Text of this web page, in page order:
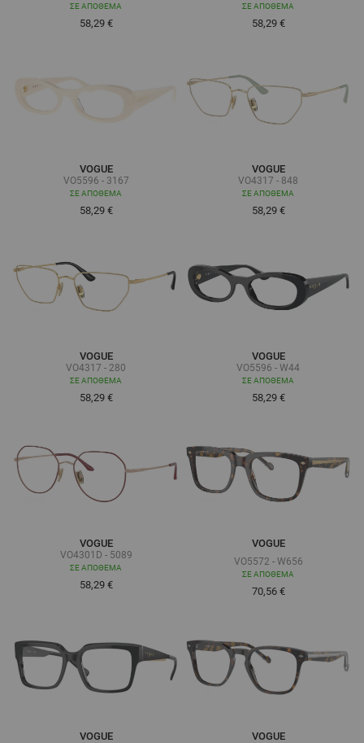
ΣΕ ΑΠΌΘΕΜΑ
58,29 €
ΣΕ ΑΠΌΘΕΜΑ
58,29 €
VOGUE
VO5596 - 3167
ΣΕ ΑΠΌΘΕΜΑ
58,29 €
VOGUE
VO4317 - 848
ΣΕ ΑΠΌΘΕΜΑ
58,29 €
VOGUE
VO4317 - 280
ΣΕ ΑΠΌΘΕΜΑ
58,29 €
VOGUE
VO5596 - W44
ΣΕ ΑΠΌΘΕΜΑ
58,29 €
VOGUE
VO4301D - 5089
ΣΕ ΑΠΌΘΕΜΑ
58,29 €
VOGUE
VO5572 - W656
ΣΕ ΑΠΌΘΕΜΑ
Τόσο χαμηλά όσο
70,56 €
VOGUE VOGUE